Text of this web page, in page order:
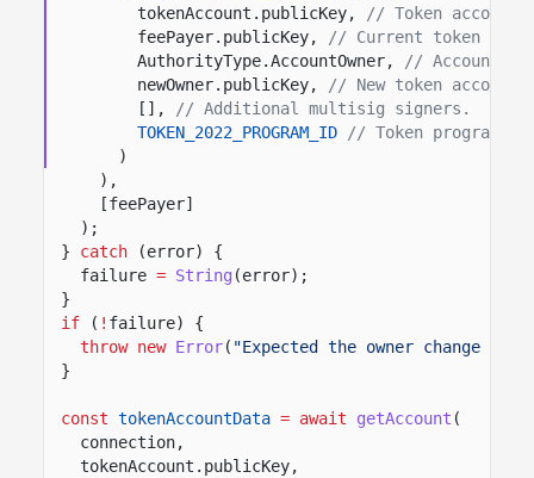
tokenAccount.publicKey,
// Token account
feePayer.publicKey,
// Current token
AuthorityType.AccountOwner,
// Account
newOwner.publicKey,
// New token account
[],
// Additional multisig signers.
TOKEN_2022_PROGRAM_ID
// Token program
)
),
[feePayer]
);
}
catch
(error) {
failure = String (error);
}
if
( ! failure) {
throw new Error( "Expected the owner change to
}
const tokenAccountData = await getAccount (
connection,
tokenAccount.publicKey,